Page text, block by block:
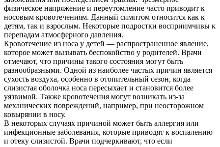
физическое напряжение и переутомление часто приводит к
носовым кровотечениям. Данный симптом относится как к
детям, так и взрослым. Некоторые подростки восприимчивы к
перепадам атмосферного давления.
Кровотечение из носа у детей — распространенное явление,
которое может вызывать беспокойство у родителей. Врачи
отмечают, что причины такого состояния могут быть
разнообразными. Одной из наиболее частых причин является
сухость воздуха, особенно в отопительный сезон, когда
слизистая оболочка носа пересыхает и становится более
уязвимой. Также кровотечения могут возникать из-за
механических повреждений, например, при неосторожном
ковырянии в носу.
В некоторых случаях причиной может быть аллергия или
инфекционные заболевания, которые приводят к воспалению
и отеку слизистой. Врачи подчеркивают, что если